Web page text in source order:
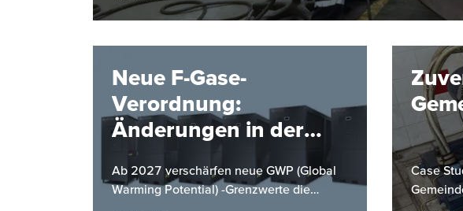
Neue F-Gase-
Verordnung:
Änderungen in der
Kältemittelverordnung
ab 2027
Ab 2027 verschärfen neue GWP (Global
Warming Potential) -Grenzwerte die
Case